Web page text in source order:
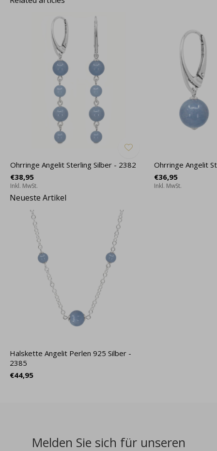
Ohrringe Angelit Sterling Silber - 2382
€38,95
Inkl. MwSt.
Ohrringe Angelit
€36,95
Inkl. MwSt.
Neueste Artikel
Halskette Angelit Perlen 925 Silber -
2385
€44,95
Melden Sie sich für unseren